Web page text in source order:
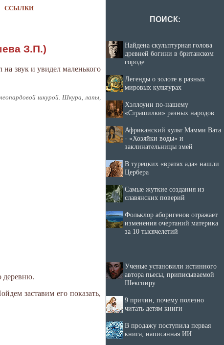
ССЫЛКИ
З.П.)
звук и увидел маленького
шкурой. Шкура, лапы,
деревню.
заставим его показать,
ПОИСК:
Найдена скульптурная голова
древней богини в британском
городе
Легенды о золоте в разных
мировых культурах
Хэллоуин по-нашему
«Страшилки» разных народов
Африканский культ Мамми Вата
- «Хозяйки воды» и
заклинательницы змей
В турецких «вратах ада» нашли
Цербера
Самые жуткие создания из
славянских поверий
Фольклор аборигенов отражает
изменения очертаний материка
за 10 тысячелетий
Ученые установили истинного
автора пьесы, приписываемой
Шекспиру
9 причин, почему полезно
читать детям книги
В продажу поступила первая
книга, написанная ИИ